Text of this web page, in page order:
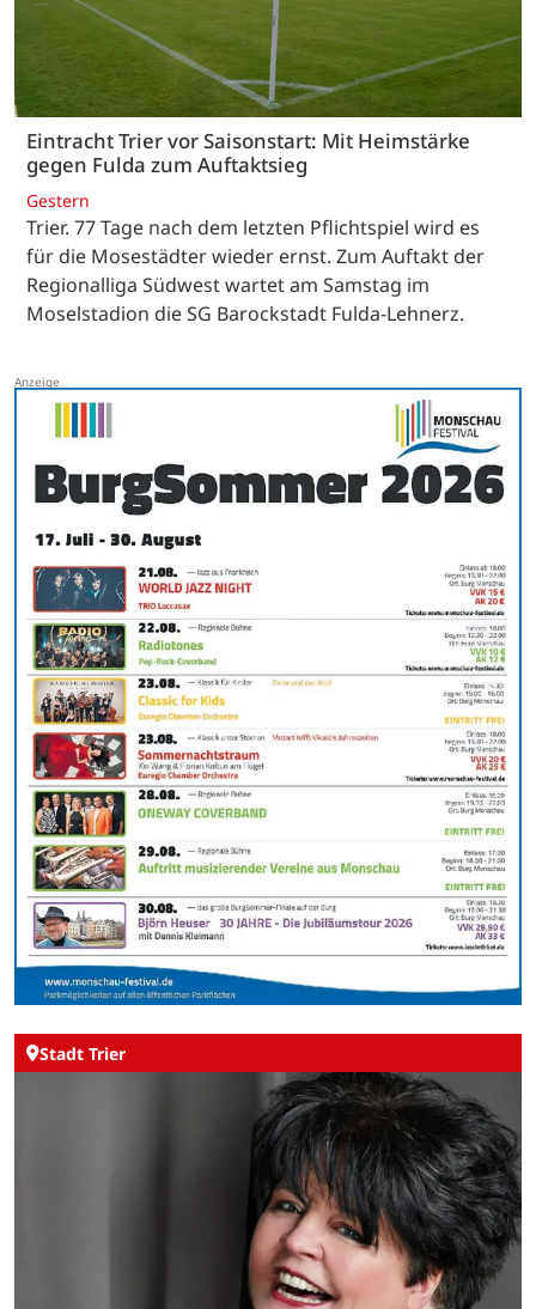
Eintracht Trier vor Saisonstart: Mit Heimstärke
gegen Fulda zum Auftaktsieg
Gestern
Trier. 77 Tage nach dem letzten Pflichtspiel wird es
für die Mosestädter wieder ernst. Zum Auftakt der
Regionalliga Südwest wartet am Samstag im
Moselstadion die SG Barockstadt Fulda-Lehnerz.
Stadt Trier